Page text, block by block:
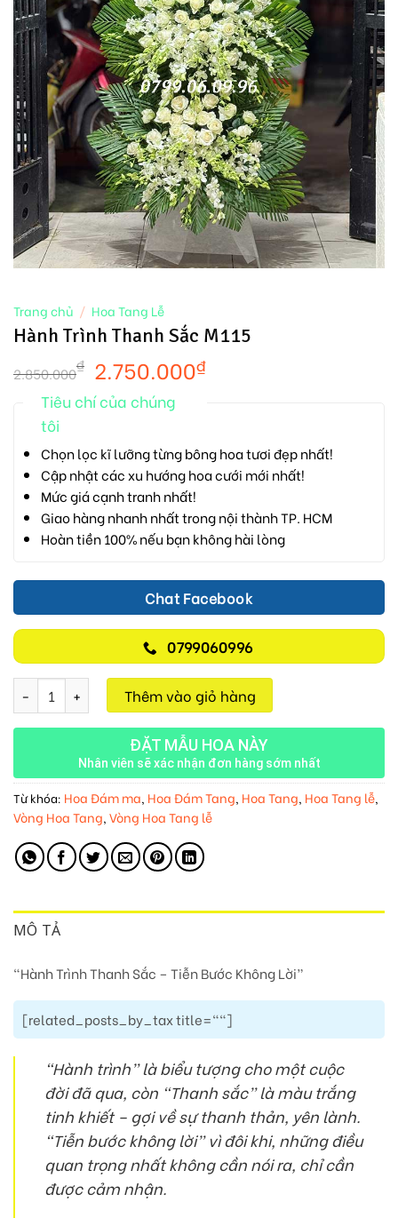
Trang chủ / Hoa Tang Lễ
Hành Trình Thanh Sắc M115
2.850.000₫ 2.750.000₫
Tiêu chí của chúng
tôi
Chọn lọc kĩ lưỡng từng bông hoa tươi đẹp nhất!
Cập nhật các xu hướng hoa cưới mới nhất!
Mức giá cạnh tranh nhất!
Giao hàng nhanh nhất trong nội thành TP. HCM
Hoàn tiền 100% nếu bạn không hài lòng
Chat Facebook
0799060996
Hành Trình Thanh Sắc M115 số lượng
Thêm vào giỏ hàng
ĐẶT MẪU HOA NÀY
Nhân viên sẽ xác nhận đơn hàng sớm nhất
Từ khóa: Hoa Đám ma, Hoa Đám Tang, Hoa Tang, Hoa Tang lễ,
Vòng Hoa Tang, Vòng Hoa Tang lễ
MÔ TẢ
“Hành Trình Thanh Sắc – Tiễn Bước Không Lời”
[related_posts_by_tax title=""]
“Hành trình” là biểu tượng cho một cuộc
đời đã qua, còn “Thanh sắc” là màu trắng
tinh khiết – gợi về sự thanh thản, yên lành.
“Tiễn bước không lời” vì đôi khi, những điều
quan trọng nhất không cần nói ra, chỉ cần
được cảm nhận.